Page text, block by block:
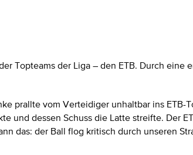
Topteams der Liga – den ETB. Durch eine
prallte vom Verteidiger unhaltbar ins ETB-
dessen Schuss die Latte streifte. Der
das: der Ball flog kritisch durch unseren